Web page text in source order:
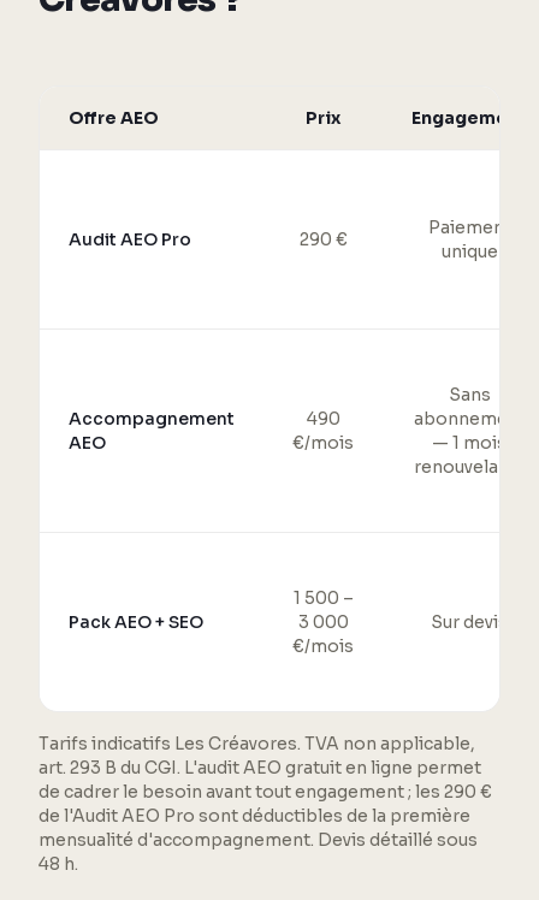
Offre AEO Prix Engagement
Audit AEO Pro 290 €
Paiement
unique
Accompagnement
AEO
490
€/mois
Sans
abonnement
— 1 mois
renouvelable
Pack AEO + SEO
1 500 –
3 000
€/mois
Sur devis
Tarifs indicatifs Les Créavores. TVA non applicable,
art. 293 B du CGI. L'audit AEO gratuit en ligne permet
de cadrer le besoin avant tout engagement ; les 290 €
de l'Audit AEO Pro sont déductibles de la première
mensualité d'accompagnement. Devis détaillé sous
48 h.